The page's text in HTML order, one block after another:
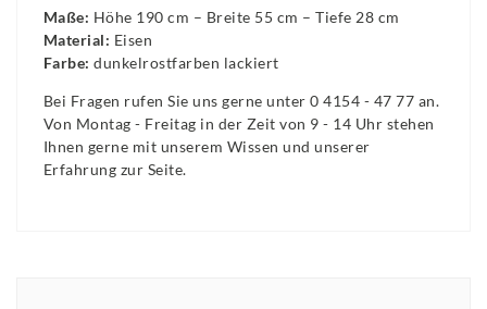
Maße: Höhe 190 cm – Breite 55 cm – Tiefe 28 cm
Material: Eisen
Farbe: dunkelrostfarben lackiert
Bei Fragen rufen Sie uns gerne unter 0 4154 - 47 77 an.
Von Montag - Freitag in der Zeit von 9 - 14 Uhr stehen
Ihnen gerne mit unserem Wissen und unserer
Erfahrung zur Seite.